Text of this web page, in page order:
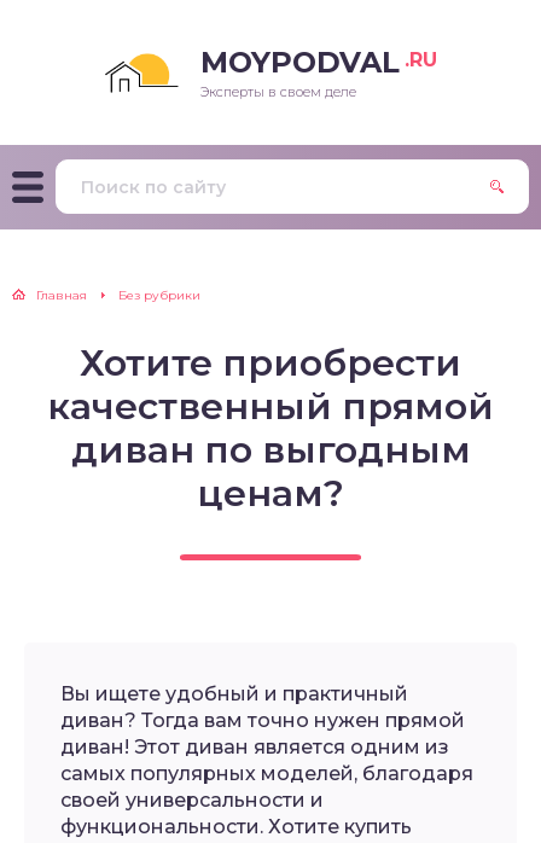
MOYPODVAL .RU
Эксперты в своем деле
Главная Без рубрики
Хотите приобрести
качественный прямой
диван по выгодным
ценам?
Вы ищете удобный и практичный
диван? Тогда вам точно нужен прямой
диван! Этот диван является одним из
самых популярных моделей, благодаря
своей универсальности и
функциональности. Хотите купить